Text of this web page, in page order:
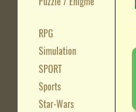
RPG
Simulation
SPORT
Sports
Star-Wars